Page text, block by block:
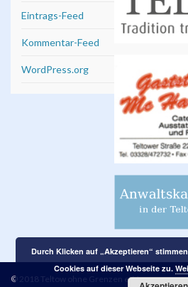
Eintrags-Feed
Kommentar-Feed
WordPress.org
© 2018 Teltow ohne Grenzen e. V.
Durch Klicken auf „Akzeptieren“
Cookies auf dieser Webseite zu.